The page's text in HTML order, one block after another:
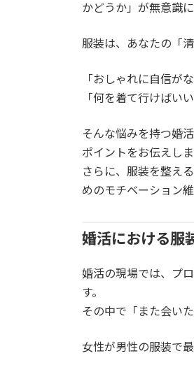
かどうか」が無意識
服装は、あなたの「
「おしゃれに自信が
「何を着て行けばい
そんな悩みを持つ婚
ポイントをお伝えしま
さらに、服装を整え
めのモチベーション
婚活における服
婚活の現場では、プ
す。
その中で「また会い
女性が男性の服装で